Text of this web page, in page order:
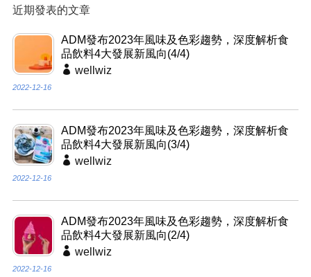
近期發表的文章
ADM發布2023年風味及色彩趨勢，深度解析食
品飲料4大發展新風向(4/4)
wellwiz
2022-12-16
ADM發布2023年風味及色彩趨勢，深度解析食
品飲料4大發展新風向(3/4)
wellwiz
2022-12-16
ADM發布2023年風味及色彩趨勢，深度解析食
品飲料4大發展新風向(2/4)
wellwiz
2022-12-16